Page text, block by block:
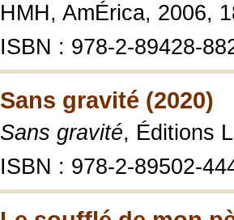
HMH, AmÉrica, 2006,
ISBN : 978-2-89428-
Sans gravité (2020)
Sans gravité, Éditions
ISBN : 978-2-89502-